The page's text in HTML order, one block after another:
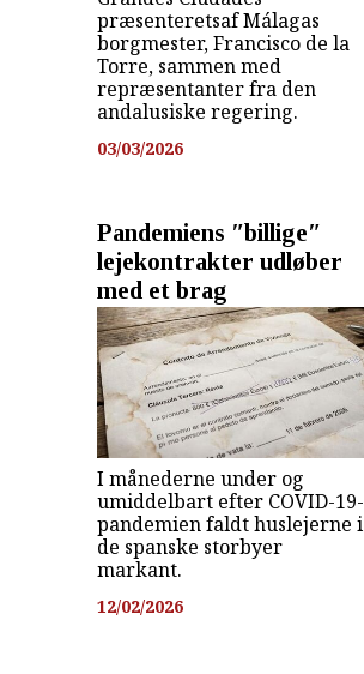
præsenteretsaf Málagas
borgmester, Francisco de la
Torre, sammen med
repræsentanter fra den
andalusiske regering.
03/03/2026
Pandemiens ″billige″
lejekontrakter udløber
med et brag
I månederne under og
umiddelbart efter COVID-19-
pandemien faldt huslejerne i
de spanske storbyer
markant.
12/02/2026